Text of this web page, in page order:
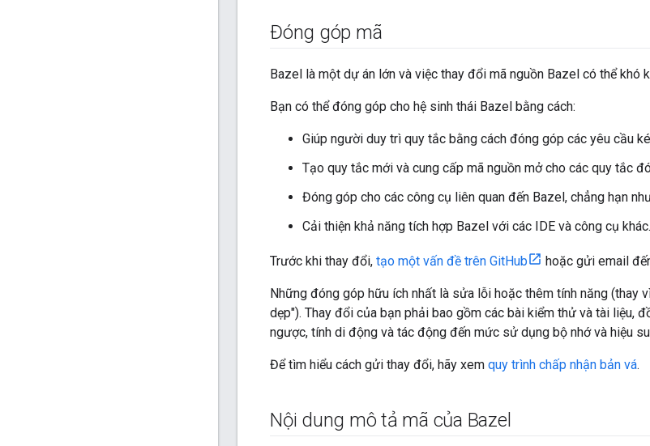
Đóng góp mã
Bazel là một dự án lớn và việc thay đổi mã nguồn Bazel có thể khó
Bạn có thể đóng góp cho hệ sinh thái Bazel bằng cách:
Giúp người duy trì quy tắc bằng cách đóng góp các yêu cầu
Tạo quy tắc mới và cung cấp mã nguồn mở cho các quy tắc
Đóng góp cho các công cụ liên quan đến Bazel, chẳng hạn
Cải thiện khả năng tích hợp Bazel với các IDE và công cụ khác.
Trước khi thay đổi, tạo một vấn đề trên GitHub hoặc gửi email
Những đóng góp hữu ích nhất là sửa lỗi hoặc thêm tính năng (thay
dẹp"). Thay đổi của bạn phải bao gồm các bài kiểm thử và tài liệu,
ngược, tính di động và tác động đến mức sử dụng bộ nhớ và hiệu
Để tìm hiểu cách gửi thay đổi, hãy xem quy trình chấp nhận bản vá.
Nội dung mô tả mã của Bazel